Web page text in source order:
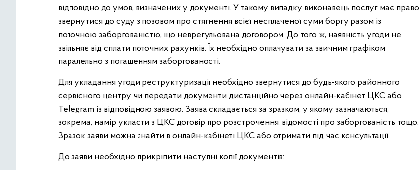
відповідно до умов, визначених у документі. У такому випадку виконавець послуг має право
звернутися до суду з позовом про стягнення всієї несплаченої суми боргу разом із
поточною заборгованістю, що неврегульована договором. До того ж, наявність угоди не
звільняє від сплати поточних рахунків. Їх необхідно оплачувати за звичним графіком
паралельно з погашенням заборгованості.
Для укладання угоди реструктуризації необхідно звернутися до будь-якого районного
сервісного центру чи передати документи дистанційно через онлайн-кабінет ЦКС або
Telegram із відповідною заявою. Заява складається за зразком, у якому зазначаються,
зокрема, намір укласти з ЦКС договір про розстрочення, відомості про заборгованість тощо.
Зразок заяви можна знайти в онлайн-кабінеті ЦКС або отримати під час консультації.
До заяви необхідно прикріпити наступні копії документів: